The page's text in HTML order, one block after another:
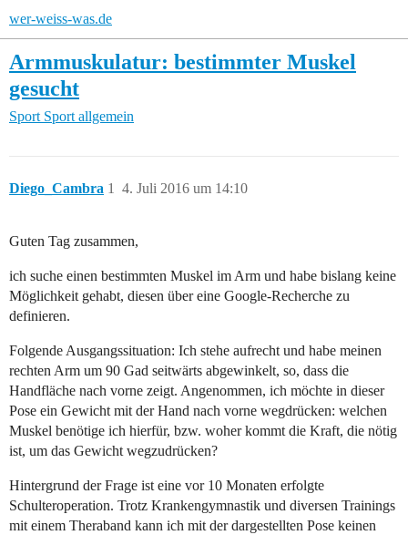
wer-weiss-was.de
Armmuskulatur: bestimmter Muskel
gesucht
Sport Sport allgemein
Diego_Cambra 4. Juli 2016 um 14:10
1
Guten Tag zusammen,
ich suche einen bestimmten Muskel im Arm und habe bislang keine
Möglichkeit gehabt, diesen über eine Google-Recherche zu
definieren.
Folgende Ausgangssituation: Ich stehe aufrecht und habe meinen
rechten Arm um 90 Gad seitwärts abgewinkelt, so, dass die
Handfläche nach vorne zeigt. Angenommen, ich möchte in dieser
Pose ein Gewicht mit der Hand nach vorne wegdrücken: welchen
Muskel benötige ich hierfür, bzw. woher kommt die Kraft, die nötig
ist, um das Gewicht wegzudrücken?
Hintergrund der Frage ist eine vor 10 Monaten erfolgte
Schulteroperation. Trotz Krankengymnastik und diversen Trainings
mit einem Theraband kann ich mit der dargestellten Pose keinen